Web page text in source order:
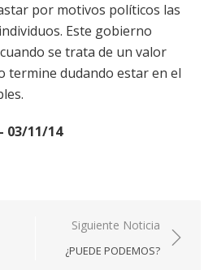
por motivos políticos las
Este gobierno
se trata de un valor
termine dudando estar en el
03/11/14
Siguiente Noticia
¿PUEDE PODEMOS?